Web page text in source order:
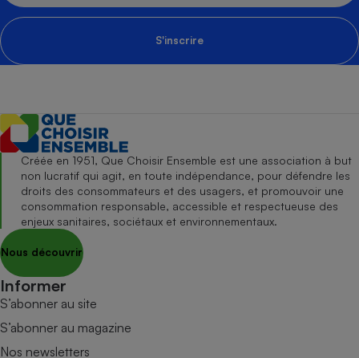
S'inscrire
Créée en 1951, Que Choisir Ensemble est une association à but
non lucratif qui agit, en toute indépendance, pour défendre les
droits des consommateurs et des usagers, et promouvoir une
consommation responsable, accessible et respectueuse des
enjeux sanitaires, sociétaux et environnementaux.
Nous découvrir
Informer
S’abonner au site
S’abonner au magazine
Nos newsletters